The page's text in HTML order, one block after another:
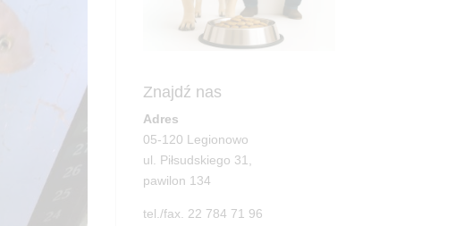
Znajdź nas
Adres
05-120 Legionowo
ul. Piłsudskiego 31,
pawilon 134
tel./fax. 22 784 71 96